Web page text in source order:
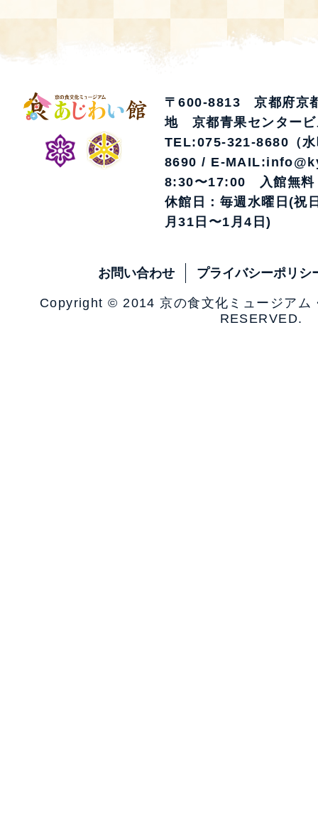
講演会付き料理教室
〒600-8813 京都府京
地 京都青果センタービ
TEL:075-321-8680（
8690 / E-
8:30〜17:00 入館無料
休館日：毎週水曜日(祝
月31日〜1月4日)
お問い合わせ プライバシーポリシ
Copyright © 2014 京の食文化ミュージア
RESERVED.